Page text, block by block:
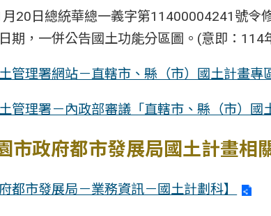
20日總統華總一義字第11400004241號令
期，一併公告國土功能分區圖。(意即：
管理署網站－直轄市、縣（市）國土計畫專
土管理署－內政部審議「直轄市、縣（市）國
市政府都市發展局國土計畫相
都市發展局－業務資訊－國土計劃科】